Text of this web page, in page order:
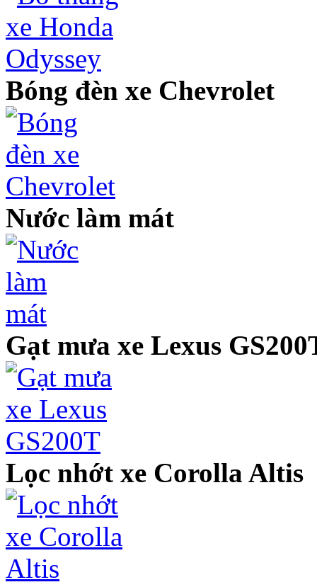
Bóng đèn xe Chevrolet
Nước làm mát
Gạt mưa xe Lexus
Lọc nhớt xe Corolla Altis